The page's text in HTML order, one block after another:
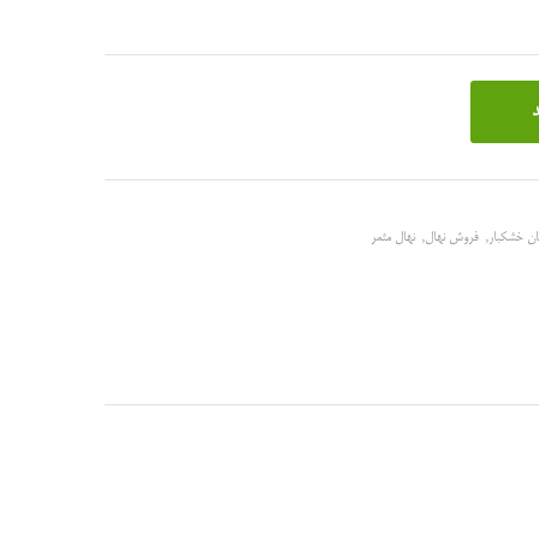
خشکبار, فروش نهال, نهال مثمر